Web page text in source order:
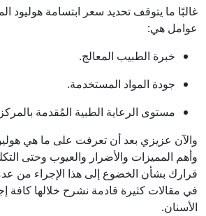
غالبًا ما يتوقف تحديد سعر ابتسامة هوليود
عوامل هي:
خبرة الطبيب المعالج.
جودة المواد المستخدمة.
مستوى الرعاية الطبية المُقدمة
والآن عزيزي بعد أن تعرفت على ما هي
وأهم المميزات والأضرار والعيوب وحتى
قرارك بشأن الخضوع إلى هذا الإجراء من
في مقالات كثيرة قادمة نشرح خلالها كافة
الأسنان.